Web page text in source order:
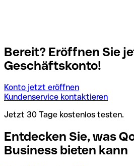
Bereit? Eröffnen Sie
Geschäftskonto!
Konto jetzt eröffnen
Kundenservice kontaktieren
Jetzt 30 Tage kostenlos testen.
Entdecken Sie, was
Business bieten kann